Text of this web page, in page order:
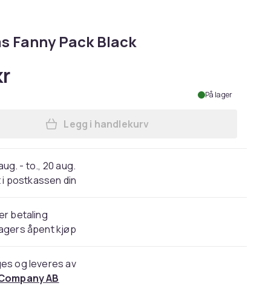
Fanny Pack Black
På lager
Legg Canvas Fanny Pack Black i
Legg i handlekurv
- to., 20 aug.
postkassen din
betaling
åpent kjøp
og leveres av
AB